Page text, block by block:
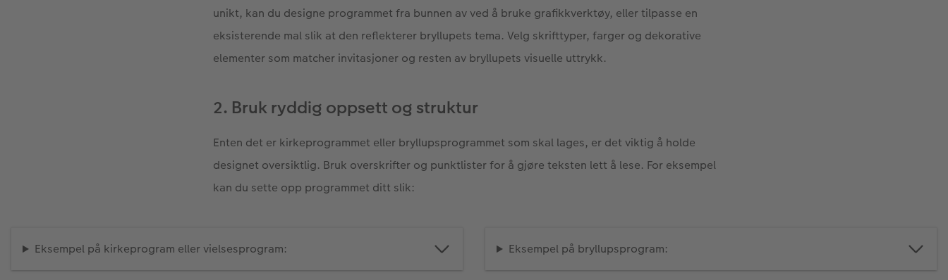
unikt, kan du designe programmet fra bunnen av ved å bruke grafikkverktøy, eller tilpasse en
eksisterende mal slik at den reflekterer bryllupets tema. Velg skrifttyper, farger og dekorative
elementer som matcher invitasjoner og resten av bryllupets visuelle uttrykk.
2. Bruk ryddig oppsett og struktur
Enten det er kirkeprogrammet eller bryllupsprogrammet som skal lages, er det viktig å holde
designet oversiktlig. Bruk overskrifter og punktlister for å gjøre teksten lett å lese. For eksempel
kan du sette opp programmet ditt slik:
Eksempel på kirkeprogram eller vielsesprogram: Eksempel på bryllupsprogram: